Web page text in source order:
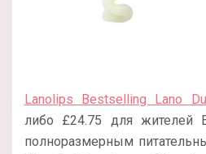
Lanolips Bestselling Lano
либо £24.75 для жителей
полноразмерным